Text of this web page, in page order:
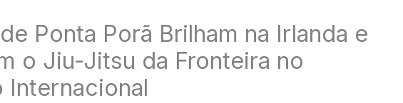
Ponta Porã Brilham na Irlanda e
o Jiu-Jitsu da Fronteira no
Internacional